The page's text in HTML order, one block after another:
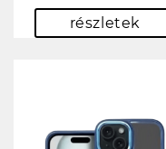
részletek